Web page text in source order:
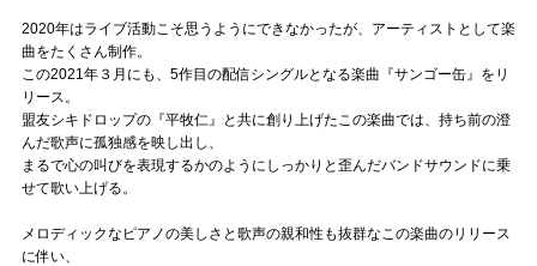
2020年はライブ活動こそ思うようにできなかったが、アーティストとして楽
曲をたくさん制作。
この2021年３月にも、5作目の配信シングルとなる楽曲『サンゴー缶』をリ
リース。
盟友シキドロップの『平牧仁』と共に創り上げたこの楽曲では、持ち前の澄
んだ歌声に孤独感を映し出し、
まるで心の叫びを表現するかのようにしっかりと歪んだバンドサウンドに乗
せて歌い上げる。
メロディックなピアノの美しさと歌声の親和性も抜群なこの楽曲のリリース
に伴い、